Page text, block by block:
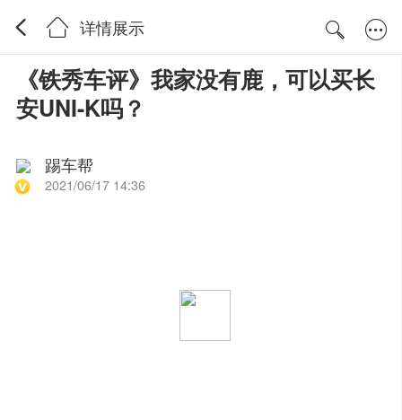
详情展示
《铁秀车评》我家没有鹿，可以买长
安UNI-K吗？
踢车帮
2021/06/17 14:36